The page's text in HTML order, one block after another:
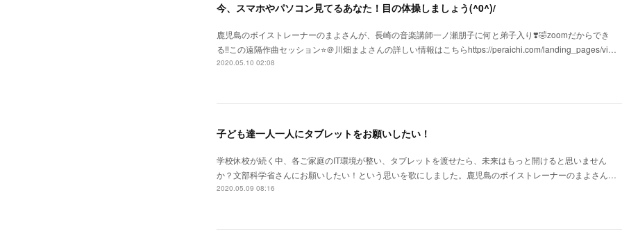
今、スマホやパソコン見てるあなた！目の体操しましょう(^0^)/
鹿児島のボイストレーナーのまよさんが、長崎の音楽講師一ノ瀬朋子に何と弟子入り❣️🤣zoomだからでき
る‼️この遠隔作曲セッション⭐️＠川畑まよさんの詳しい情報はこちらhttps://peraichi.com/landing_pages/vi…
2020.05.10 02:08
子ども達一人一人にタブレットをお願いしたい！
学校休校が続く中、各ご家庭のIT環境が整い、タブレットを渡せたら、未来はもっと開けると思いません
か？文部科学省さんにお願いしたい！という思いを歌にしました。鹿児島のボイストレーナーのまよさん…
2020.05.09 08:16